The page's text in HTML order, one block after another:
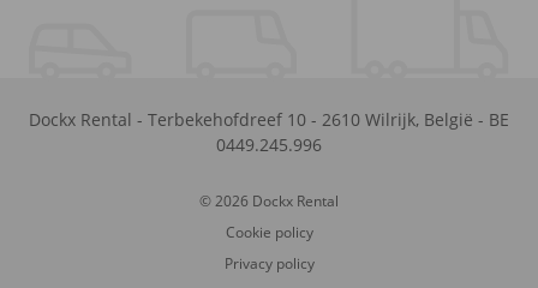
Dockx Rental - Terbekehofdreef 10 - 2610 Wilrijk, België - BE
0449.245.996
© 2026 Dockx Rental
Cookie policy
Privacy policy